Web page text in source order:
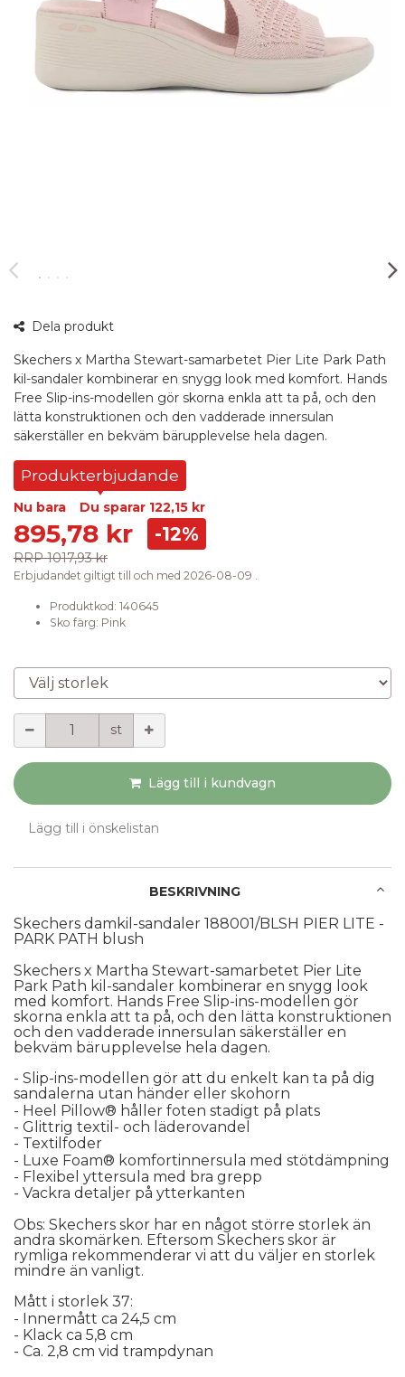
bild
Dela produkt
Skechers x Martha Stewart-samarbetet Pier Lite Park Path
kil-sandaler kombinerar en snygg look med komfort. Hands
Free Slip-ins-modellen gör skorna enkla att ta på, och den
lätta konstruktionen och den vadderade innersulan
säkerställer en bekväm bärupplevelse hela dagen.
Produkterbjudande
Nu bara Du sparar 122,15 kr
895,78 kr
RRP 1017,93 kr
-12%
Erbjudandet giltigt till och med 2026-08-09 .
Produktkod: 140645
Sko färg: Pink
Välj storlek
st
Lägg till i kundvagn
Lägg till i önskelistan
BESKRIVNING
Skechers damkil-sandaler 188001/BLSH PIER LITE -
PARK PATH blush
Skechers x Martha Stewart-samarbetet Pier Lite
Park Path kil-sandaler kombinerar en snygg look
med komfort. Hands Free Slip-ins-modellen gör
skorna enkla att ta på, och den lätta konstruktionen
och den vadderade innersulan säkerställer en
bekväm bärupplevelse hela dagen.
- Slip-ins-modellen gör att du enkelt kan ta på dig
sandalerna utan händer eller skohorn
- Heel Pillow® håller foten stadigt på plats
- Glittrig textil- och läderovandel
- Textilfoder
- Luxe Foam® komfortinnersula med stötdämpning
- Flexibel yttersula med bra grepp
- Vackra detaljer på ytterkanten
Obs: Skechers skor har en något större storlek än
andra skomärken. Eftersom Skechers skor är
rymliga rekommenderar vi att du väljer en storlek
mindre än vanligt.
Mått i storlek 37:
- Innermått ca 24,5 cm
- Klack ca 5,8 cm
- Ca. 2,8 cm vid trampdynan